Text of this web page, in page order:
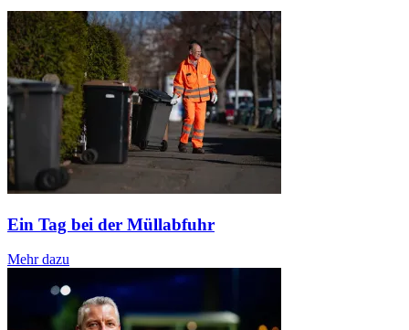
Ein Tag bei der Müllabfuhr
Mehr dazu